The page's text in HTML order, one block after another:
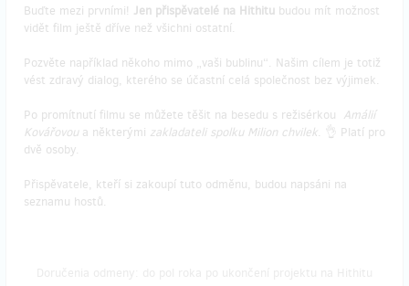
Buďte mezi prvními! Jen přispěvatelé na Hithitu budou mít možnost
vidět film ještě dříve než všichni ostatní.
Pozvěte například někoho mimo „vaši bublinu“. Našim cílem je totiž
vést zdravý dialog, kterého se účastní celá společnost bez výjimek.
Po promítnutí filmu se můžete těšit na besedu s režisérkou Amálií
Kovářovou a některými zakladateli spolku Milion chvilek. 👌 Platí pro
dvě osoby.
Přispěvatele, kteří si zakoupí tuto odměnu, budou napsáni na
seznamu hostů.